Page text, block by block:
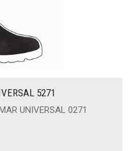
5271
UNIVERSAL 0271